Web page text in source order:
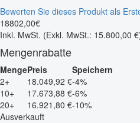
Bewerten Sie dieses Produkt als
18802,00€
Inkl. MwSt. (Exkl. MwSt.: 15.800,00
Mengenrabatte
MengePreis
Speichern
2+
18.049,92 €-4%
10+
17.673,88 €-6%
20+
16.921,80 €-10%
Ausverkauft